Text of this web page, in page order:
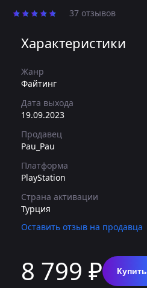
37 отзывов
Характеристики
Жанр
Файтинг
Дата выхода
19.09.2023
Продавец
Pau_Pau
Платформа
PlayStation
Страна активации
Турция
Оставить отзыв на продавца
8 799 ₽ Купить